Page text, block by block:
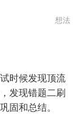
想法
时候发现顶流
发现错题二刷
固和总结。